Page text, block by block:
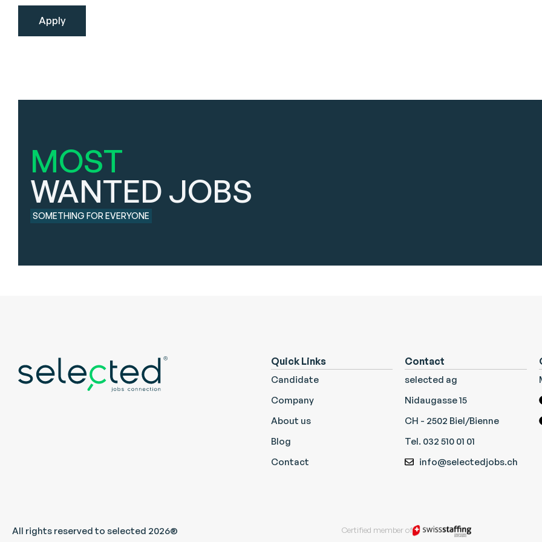
MOST
WANTED JOBS
SOMETHING FOR EVERYONE
Quick Links
Candidate
Company
About us
Blog
Contact
Contact
selected ag
Nidaugasse 15
CH - 2502 Biel/Bienne
Tel. 032 510 01 01
info@selectedjobs.ch
All rights reserved to selected 2026® Certified member of